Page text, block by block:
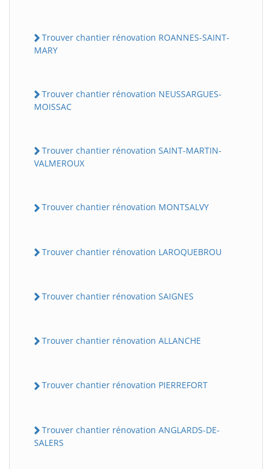
Trouver chantier rénovation ROANNES-SAINT-
MARY
Trouver chantier rénovation NEUSSARGUES-
MOISSAC
Trouver chantier rénovation SAINT-MARTIN-
VALMEROUX
Trouver chantier rénovation MONTSALVY
Trouver chantier rénovation LAROQUEBROU
Trouver chantier rénovation SAIGNES
Trouver chantier rénovation ALLANCHE
Trouver chantier rénovation PIERREFORT
Trouver chantier rénovation ANGLARDS-DE-
SALERS